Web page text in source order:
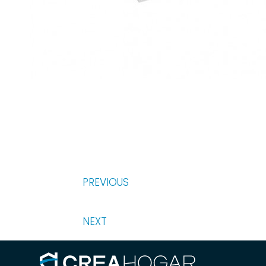
PREVIOUS
NEXT